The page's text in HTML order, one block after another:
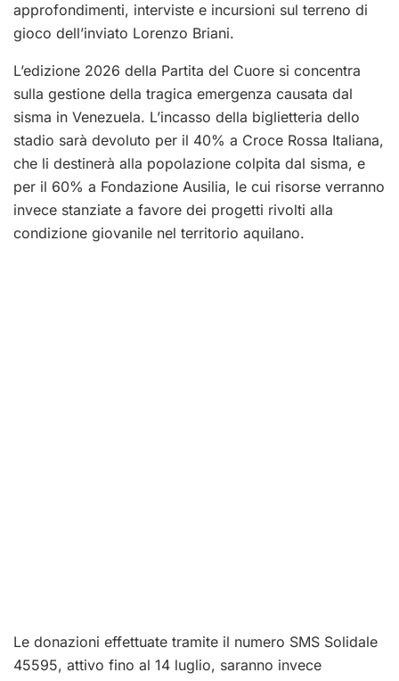
approfondimenti, interviste e incursioni sul terreno di
gioco dell’inviato Lorenzo Briani.
L’edizione 2026 della Partita del Cuore si concentra
sulla gestione della tragica emergenza causata dal
sisma in Venezuela. L’incasso della biglietteria dello
stadio sarà devoluto per il 40% a Croce Rossa Italiana,
che li destinerà alla popolazione colpita dal sisma, e
per il 60% a Fondazione Ausilia, le cui risorse verranno
invece stanziate a favore dei progetti rivolti alla
condizione giovanile nel territorio aquilano.
Le donazioni effettuate tramite il numero SMS Solidale
45595, attivo fino al 14 luglio, saranno invece